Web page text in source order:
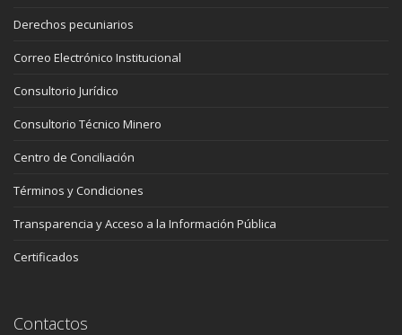
Derechos pecuniarios
Correo Electrónico Institucional
Consultorio Jurídico
Consultorio Técnico Minero
Centro de Conciliación
Términos y Condiciones
Transparencia y Acceso a la Información Pública
Certificados
Contactos